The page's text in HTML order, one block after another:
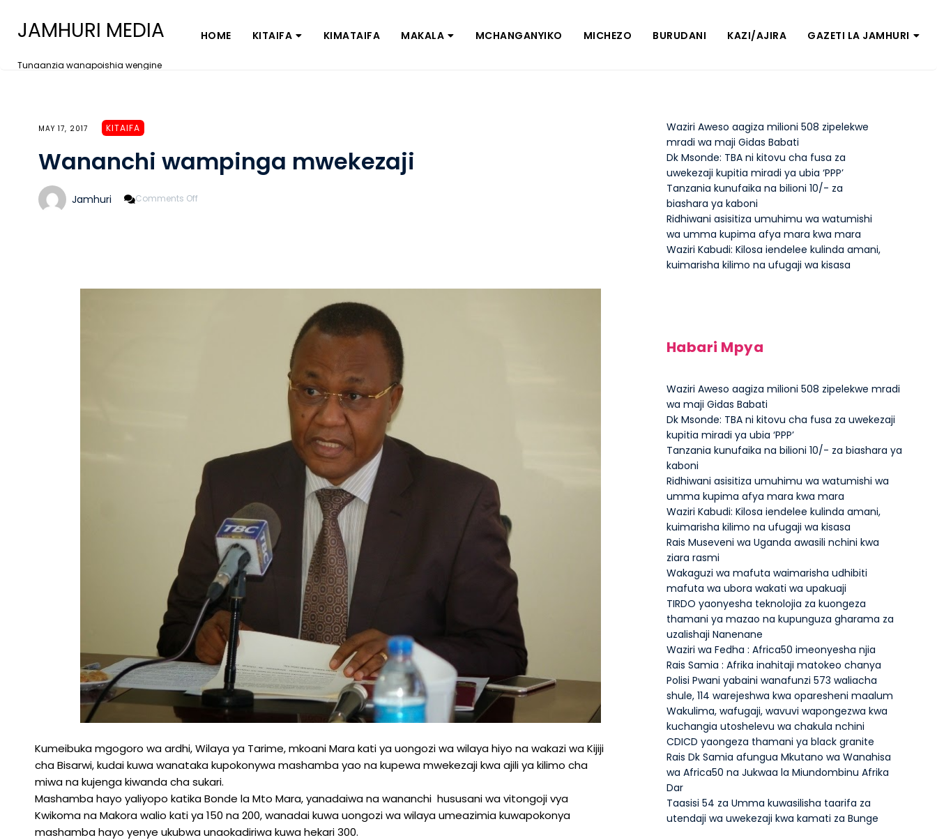
JAMHURI MEDIA
Tunaanzia wanapoishia wengine
HOME KITAIFA KIMATAIFA MAKALA MCHANGANYIKO MICHEZO BURUDANI KAZI/AJIRA GAZETI LA JAMHURI
MAY 17, 2017 KITAIFA
Wananchi wampinga mwekezaji
Jamhuri Comments Off
Kumeibuka mgogoro wa ardhi, Wilaya ya Tarime, mkoani Mara kati ya uongozi wa wilaya hiyo na wakazi wa Kijiji
cha Bisarwi, kudai kuwa wanataka kupokonywa mashamba yao na kupewa mwekezaji kwa ajili ya kilimo cha
miwa na kujenga kiwanda cha sukari.
Mashamba hayo yaliyopo katika Bonde la Mto Mara, yanadaiwa na wananchi hususani wa vitongoji vya
Kwikoma na Makora walio kati ya 150 na 200, wanadai kuwa uongozi wa wilaya umeazimia kuwapokonya
mashamba hayo yenye ukubwa unaokadiriwa kuwa hekari 300.
Waziri Aweso aagiza milioni 508 zipelekwe
mradi wa maji Gidas Babati
Dk Msonde: TBA ni kitovu cha fusa za
uwekezaji kupitia miradi ya ubia ‘PPP’
Tanzania kunufaika na bilioni 10/- za
biashara ya kaboni
Ridhiwani asisitiza umuhimu wa watumishi
wa umma kupima afya mara kwa mara
Waziri Kabudi: Kilosa iendelee kulinda amani,
kuimarisha kilimo na ufugaji wa kisasa
Habari Mpya
Waziri Aweso aagiza milioni 508 zipelekwe mradi
wa maji Gidas Babati
Dk Msonde: TBA ni kitovu cha fusa za uwekezaji
kupitia miradi ya ubia ‘PPP’
Tanzania kunufaika na bilioni 10/- za biashara ya
kaboni
Ridhiwani asisitiza umuhimu wa watumishi wa
umma kupima afya mara kwa mara
Waziri Kabudi: Kilosa iendelee kulinda amani,
kuimarisha kilimo na ufugaji wa kisasa
Rais Museveni wa Uganda awasili nchini kwa
ziara rasmi
Wakaguzi wa mafuta waimarisha udhibiti
mafuta wa ubora wakati wa upakuaji
TIRDO yaonyesha teknolojia za kuongeza
thamani ya mazao na kupunguza gharama za
uzalishaji Nanenane
Waziri wa Fedha : Africa50 imeonyesha njia
Rais Samia : Afrika inahitaji matokeo chanya
Polisi Pwani yabaini wanafunzi 573 waliacha
shule, 114 warejeshwa kwa oparesheni maalum
Wakulima, wafugaji, wavuvi wapongezwa kwa
kuchangia utoshelevu wa chakula nchini
CDICD yaongeza thamani ya black granite
Rais Dk Samia afungua Mkutano wa Wanahisa
wa Africa50 na Jukwaa la Miundombinu Afrika
Dar
Taasisi 54 za Umma kuwasilisha taarifa za
utendaji wa uwekezaji kwa kamati za Bunge